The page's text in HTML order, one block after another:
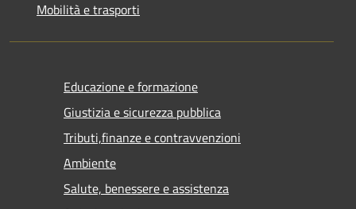
Mobilità e trasporti
Educazione e formazione
Giustizia e sicurezza pubblica
Tributi,finanze e contravvenzioni
Ambiente
Salute, benessere e assistenza